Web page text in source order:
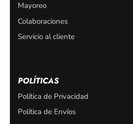
Mayoreo
Colaboraciones
Servicio al cliente
POLÍTICAS
Política de Privacidad
Política de Envíos